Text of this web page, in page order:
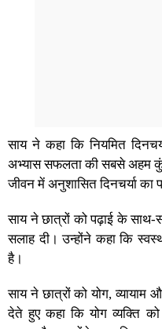
साय ने कहा कि नियमित
अभ्यास सफलता की सबसे अहम
जीवन में अनुशासित दिनचर्या का
साय ने छात्रों को पढ़ाई के साथ-
सलाह दी। उन्होंने कहा कि
है।
साय ने छात्रों को योग,
देते हुए कहा कि योग व्यक्ति